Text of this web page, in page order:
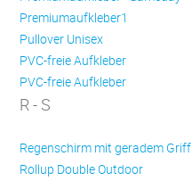
Premiumaufkleber1
Pullover Unisex
PVC-freie Aufkleber
PVC-freie Aufkleber
R - S
Regenschirm mit geradem Griff
Rollup Double Outdoor